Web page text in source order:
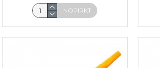
NOPIRKT